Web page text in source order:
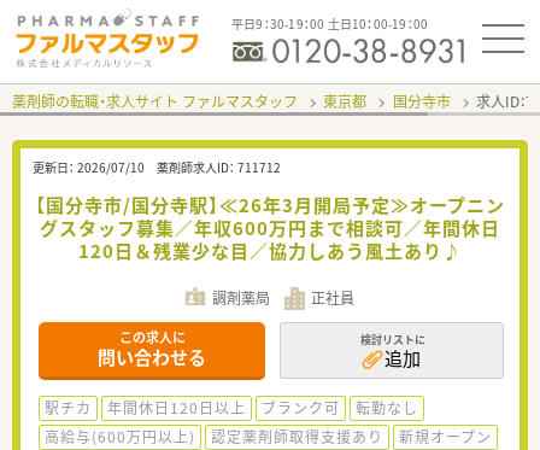
平日9：30-19：00 土日10：00-19：00
薬剤師の転職・求人サイト ファルマスタッフ 東京都 国分寺市 求人ID：
更新日： 2026/07/10 薬剤師求人ID： 711712
【国分寺市/国分寺駅】≪26年3月開局予定≫オープニン
グスタッフ募集／年収600万円まで相談可／年間休日
120日＆残業少な目／協力しあう風土あり♪
調剤薬局 正社員
この求人に
問い合わせる
検討リストに
追加
駅チカ 年間休日120日以上 ブランク可
転勤なし
高給与(600万円以上)
認定薬剤師取得支援あり
新規オープン